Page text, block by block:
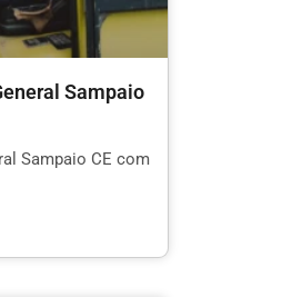
Sampaio
Sampaio CE com